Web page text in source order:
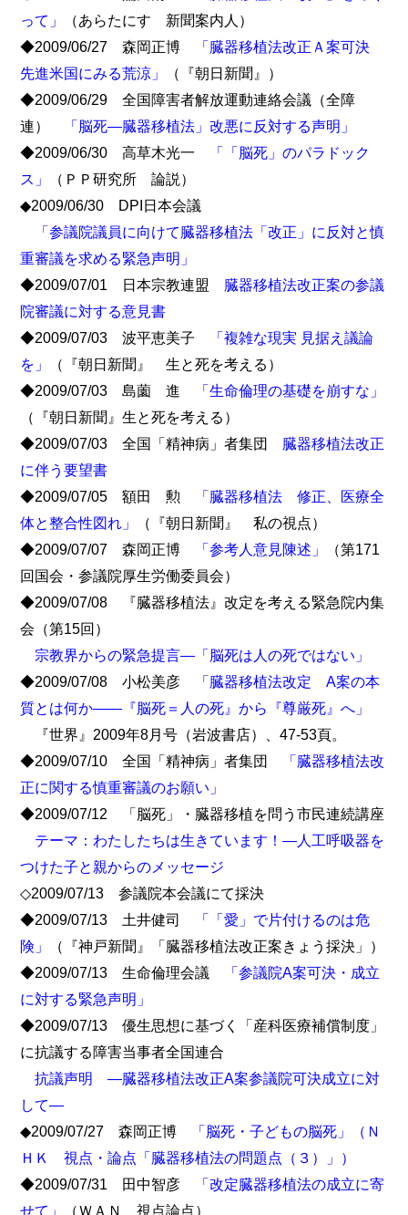
って」
（あらたにす 新聞案内人）
◆2009/06/27 森岡正博
「臓器移植法改正Ａ案可決
先進米国にみる荒涼」
（『朝日新聞』）
◆2009/06/29 全国障害者解放運動連絡会議（全障
連）
「脳死―臓器移植法」改悪に反対する声明」
◆2009/06/30 高草木光一
「「脳死」のパラドック
ス」
（ＰＰ研究所 論説）
◆2009/06/30 DPI日本会議
「参議院議員に向けて臓器移植法「改正」に反対と慎
重審議を求める緊急声明」
◆2009/07/01 日本宗教連盟 臓器移植法改正案の参議
院審議に対する意見書
◆2009/07/03 波平恵美子
「複雑な現実 見据え議論
を」
（『朝日新聞』 生と死を考える）
◆2009/07/03 島薗 進
「生命倫理の基礎を崩すな」
（『朝日新聞』生と死を考える）
◆2009/07/03 全国「精神病」者集団 臓器移植法改正
に伴う要望書
◆2009/07/05 額田 勲
「臓器移植法 修正、医療全
体と整合性図れ」
（『朝日新聞』 私の視点）
◆2009/07/07 森岡正博
「参考人意見陳述」
（第171
回国会・参議院厚生労働委員会）
◆2009/07/08 『臓器移植法』改定を考える緊急院内集
会（第15回）
宗教界からの緊急提言―「脳死は人の死ではない」
◆2009/07/08 小松美彦
「臓器移植法改定 A案の本
質とは何か――『脳死＝人の死』から『尊厳死』へ」
『世界』2009年8月号（岩波書店）、47-53頁。
◆2009/07/10 全国「精神病」者集団
「臓器移植法改
正に関する慎重審議のお願い」
◆2009/07/12 「脳死」・臓器移植を問う市民連続講座
テーマ：わたしたちは生きています！―人工呼吸器を
つけた子と親からのメッセージ
◇2009/07/13 参議院本会議にて採決
◆2009/07/13 土井健司
「「愛」で片付けるのは危
険」
（『神戸新聞』「臓器移植法改正案きょう採決」）
◆2009/07/13 生命倫理会議
「参議院A案可決・成立
に対する緊急声明」
◆2009/07/13 優生思想に基づく「産科医療補償制度」
に抗議する障害当事者全国連合
抗議声明 ―臓器移植法改正A案参議院可決成立に対
して―
◆2009/07/27 森岡正博
「脳死・子どもの脳死」（Ｎ
ＨＫ 視点・論点「臓器移植法の問題点（３）」）
◆2009/07/31 田中智彦
「改定臓器移植法の成立に寄
せて」
（ＷＡＮ 視点論点）